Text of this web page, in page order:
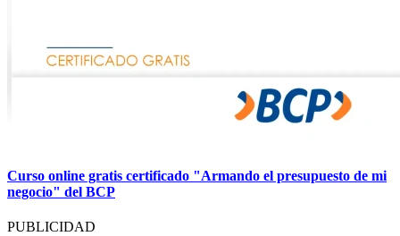
Curso online gratis certificado "Armando el presupuesto de mi
negocio" del BCP
PUBLICIDAD